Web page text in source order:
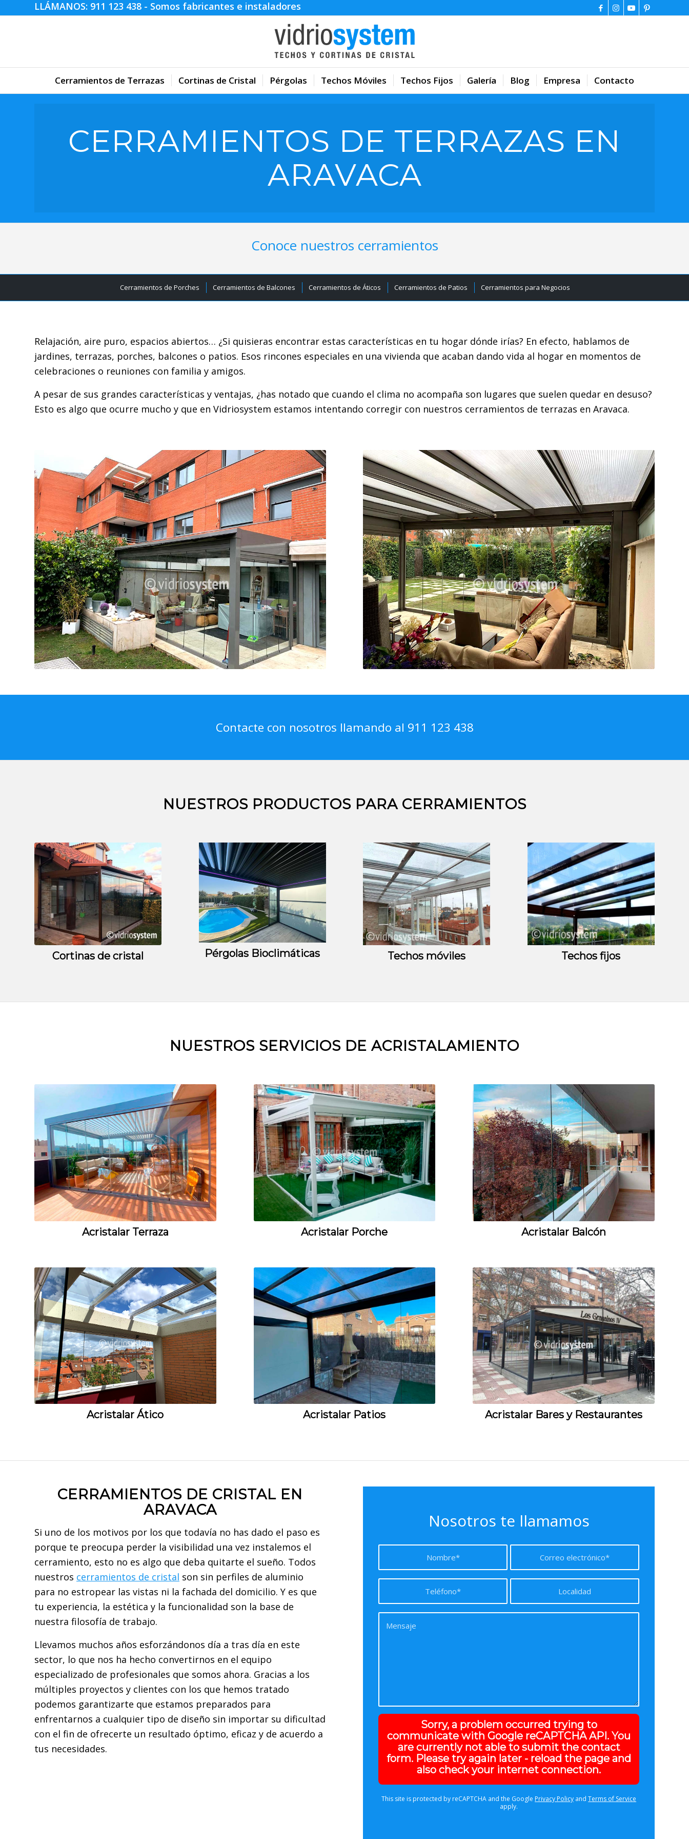
LLÁMANOS: 911 123 438 - Somos fabricantes e instaladores
Cerramientos de Terrazas Cortinas de Cristal Pérgolas Techos Móviles Techos Fijos Galería Blog Empresa Contacto
CERRAMIENTOS DE TERRAZAS EN
ARAVACA
Conoce nuestros cerramientos
Cerramientos de Porches Cerramientos de Balcones Cerramientos de Áticos Cerramientos de Patios Cerramientos para Negocios
Relajación, aire puro, espacios abiertos… ¿Si quisieras encontrar estas características en tu hogar dónde irías? En efecto, hablamos de
jardines, terrazas, porches, balcones o patios. Esos rincones especiales en una vivienda que acaban dando vida al hogar en momentos de
celebraciones o reuniones con familia y amigos.
A pesar de sus grandes características y ventajas, ¿has notado que cuando el clima no acompaña son lugares que suelen quedar en desuso?
Esto es algo que ocurre mucho y que en Vidriosystem estamos intentando corregir con nuestros cerramientos de terrazas en Aravaca.
Contacte con nosotros llamando al 911 123 438
NUESTROS PRODUCTOS PARA CERRAMIENTOS
Cortinas de cristal Pérgolas Bioclimáticas Techos móviles Techos fijos
NUESTROS SERVICIOS DE ACRISTALAMIENTO
Acristalar Terraza Acristalar Porche Acristalar Balcón
Acristalar Ático Acristalar Patios Acristalar Bares y Restaurantes
CERRAMIENTOS DE CRISTAL EN
ARAVACA
Si uno de los motivos por los que todavía no has dado el paso es
porque te preocupa perder la visibilidad una vez instalemos el
cerramiento, esto no es algo que deba quitarte el sueño. Todos
nuestros cerramientos de cristal son sin perfiles de aluminio
para no estropear las vistas ni la fachada del domicilio. Y es que
tu experiencia, la estética y la funcionalidad son la base de
nuestra filosofía de trabajo.
Llevamos muchos años esforzándonos día a tras día en este
sector, lo que nos ha hecho convertirnos en el equipo
especializado de profesionales que somos ahora. Gracias a los
múltiples proyectos y clientes con los que hemos tratado
podemos garantizarte que estamos preparados para
enfrentarnos a cualquier tipo de diseño sin importar su dificultad
con el fin de ofrecerte un resultado óptimo, eficaz y de acuerdo a
tus necesidades.
Nosotros te llamamos
Sorry, a problem occurred trying to
communicate with Google reCAPTCHA API. You
are currently not able to submit the contact
form. Please try again later - reload the page and
also check your internet connection.
This site is protected by reCAPTCHA and the Google Privacy Policy andTerms of Service
apply.